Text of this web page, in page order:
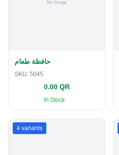
حافظة طعام
SKU: 5045
0.00 QR
In Stock
4 variants